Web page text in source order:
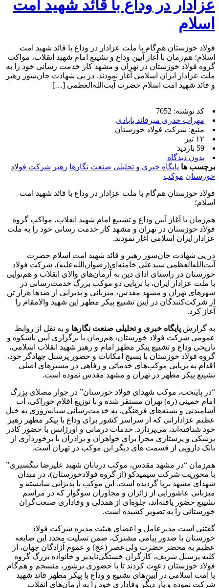
عزادار در وداع با قائد شهید امت
اسلام
فولاد خوزستان هم‌گام با ملت عزادار در وداع با قائد شهید امت
اسلام؛ هم‌زمان با آغاز آیین وداع و تشییع امام شهید انقلاب، مواکب
گروه فولاد خوزستان در تهران و مشهد کار خدمت رسانی خود را به
ملت عزادار ایران اسلامی آغاز نمودند. در پی شهادت جان‌سوز رهبر
و قائد شهید امت اسلام حضرت آیت‌الله‌‌العظمی […]
کد نوشته: 7052
مهراب خدری میرقائد بابادی
منبع: شرکت فولاد خوزستان
۱۲ تیر
59 بازدید
بدون دیدگاه
برچسب ها پایگاه خبری و تحلیلی صنعت نگارها رهبر شرکت فولاد
خوزستان موکب
فولاد خوزستان هم‌گام با ملت عزادار در وداع با قائد شهید امت
اسلام؛
هم‌زمان با آغاز آیین وداع و تشییع امام شهید انقلاب، مواکب گروه
فولاد خوزستان در تهران و مشهد کار خدمت رسانی خود را به ملت
عزادار ایران اسلامی آغاز نمودند.
در پی شهادت جان‌سوز رهبر و قائد شهید امت اسلام حضرت
آیت‌الله‌‌العظمی سیدعلی خامنه‌ای(رضوان‌الله‌علیه)، شرکت فولاد
خوزستان در راستای ادای دین به آرمان‌های والای انقلاب و هم‌نوایی
با ملت عزادار ایران، با برپایی دو موکب بزرگ خدمت‌رسانی در
شهرهای تهران و مشهد مقدس، میزبانی و پذیرایی از صدها هزار تن
از شرکت‌کنندگان در آیین تشییع پیکر مطهر این شهید والامقام را
آغاز کرد.
به گزارش پایگاه خبری و تحلیلی صنعت نگارها و به نقل از روابط
عمومی شرکت فولاد خوزستان، هم‌زمان با برگزاری آیین باشکوه و
تاریخی وداع و تشییع پیکر مطهر امام و رهبر شهید انقلاب اسلامی،
گروه فولاد خوزستان با بسیج امکانات و حضور پرسنل جهادگر خود،
اقدام به برپایی موکب‌های خدماتی و رفاهی در مسیرهای اصلی
تشییع پیکر مطهر در تهران و مشهد مقدس نموده است.
“در پایتخت، موکب شهدای فولاد خوزستان” در جوار مصلای بزرگ
امام خمینی (ره) تهران مستقر شده و با توزیع اقلام خوراکی، آب
آشامیدنی و بسته‌های فرهنگی، به خدمت‌رسانی شبانه‌روزی به خیل
عظیم عزادارانی که از سراسر کشور برای وداع با پیکر مطهر رهبر
خود شتافته‌اند، می‌پردازد. خدمات درمانی و اورژانس با حضور کادر
پزشکی و پرستاری مجزا برای خواهران و برادران با برخورداری از
بانک دارویی از قسمت های دیگر این موکب در تهران است.
هم‌زمان “در مشهد مقدس، موکب دریابان شهید علیرضا تنگسیری”
با محوریت شرکت سیمیدکو (از گروه فولادخوزستان)، در میدان
شهدای مشهد برپا گردیده است. این موکب با پذیرایی شایسته و
میزبانی عاشورایی از زائران و مجاوران سوگوار که در مراسم
تشییع حضور یافته‌اند، جلوه‌ای از همدلی و وفاداری صنعت‌گران
خوزستانی را به تصویر کشیده است.
گفتنی است مدیرعامل و اعضای هیئت مدیره شرکت فولاد
خوزستان با صدور پیامی مشترک، ضمن تسلیت مجدد این ضایعه
عظیم به محضر حضرت ولی‌عصر (عج) و عموم آزادگان جهان، از
کلیه پرسنل شریف، کارگران خستگی‌ناپذیر و خانواده بزرگ گروه
فولاد خوزستان دعوت کردند تا با حضوری پرشور، منسجم و هم‌گام
با امت اسلامی در آیین‌های تشییع و وداع با پیکر مطهر قائد شهید
شرکت نموده و بار دیگر وفاداری خود را به آرمان‌های انقلاب